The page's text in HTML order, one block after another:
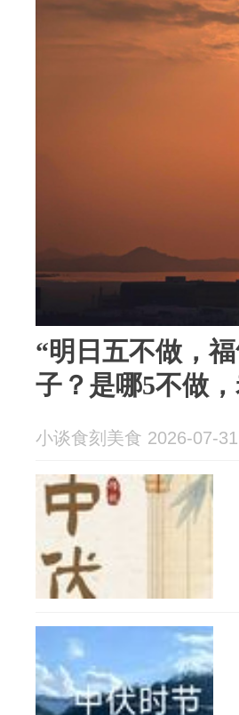
“明日五不做，
子？是哪5不做
小谈食刻美食 2026-07-31